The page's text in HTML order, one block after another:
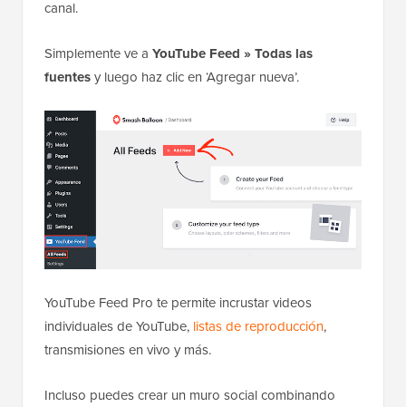
canal.
Simplemente ve a YouTube Feed » Todas las
fuentesy luego haz clic en ‘Agregar nueva’.
YouTube Feed Pro te permite incrustar videos
individuales de YouTube, listas de reproducción,
transmisiones en vivo y más.
Incluso puedes crear un muro social combinando